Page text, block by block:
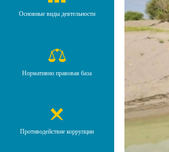
Основные виды деятельности
Нормативно правовая база
Противодействие коррупции